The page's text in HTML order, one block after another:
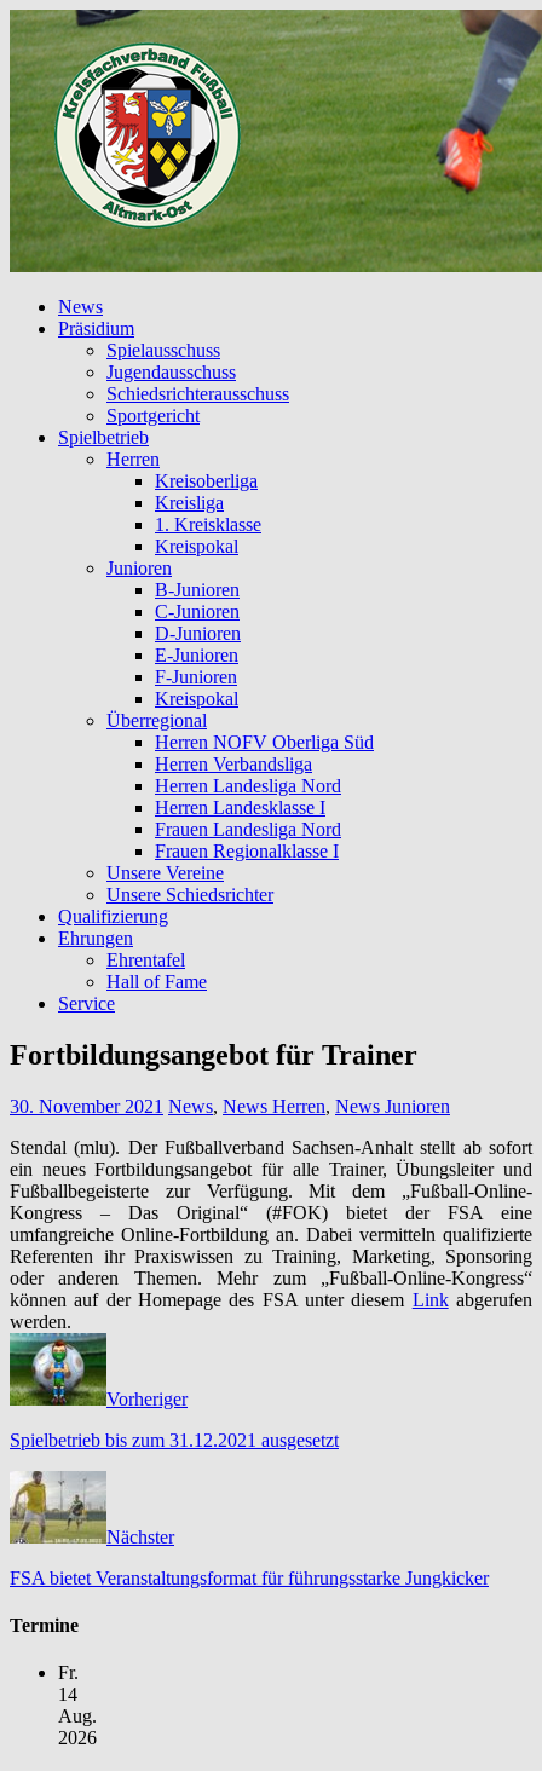
News
Präsidium
Spielausschuss
Jugendausschuss
Schiedsrichterausschuss
Sportgericht
Spielbetrieb
Herren
Kreisoberliga
Kreisliga
1. Kreisklasse
Kreispokal
Junioren
B-Junioren
C-Junioren
D-Junioren
E-Junioren
F-Junioren
Kreispokal
Überregional
Herren NOFV Oberliga Süd
Herren Verbandsliga
Herren Landesliga Nord
Herren Landesklasse I
Frauen Landesliga Nord
Frauen Regionalklasse I
Unsere Vereine
Unsere Schiedsrichter
Qualifizierung
Ehrungen
Ehrentafel
Hall of Fame
Service
Fortbildungsangebot für Trainer
30. November 2021 News, News Herren, News Junioren
Stendal (mlu). Der Fußballverband Sachsen-Anhalt stellt ab sofort
ein neues Fortbildungsangebot für alle Trainer, Übungsleiter und
Fußballbegeisterte zur Verfügung. Mit dem „Fußball-Online-
Kongress – Das Original“ (#FOK) bietet der FSA eine
umfangreiche Online-Fortbildung an. Dabei vermitteln qualifizierte
Referenten ihr Praxiswissen zu Training, Marketing, Sponsoring
oder anderen Themen. Mehr zum „Fußball-Online-Kongress“
können auf der Homepage des FSA unter diesem Linkabgerufen
werden.
Vorheriger
Spielbetrieb bis zum 31.12.2021 ausgesetzt
Nächster
FSA bietet Veranstaltungsformat für führungsstarke Jungkicker
Termine
Fr.
14
Aug.
2026